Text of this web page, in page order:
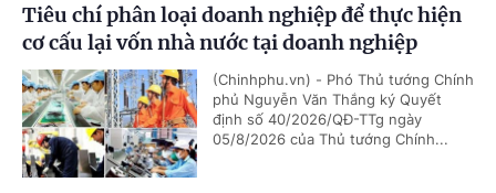
Tiêu chí phân loại doanh nghiệp để thực hiện
cơ cấu lại vốn nhà nước tại doanh nghiệp
(Chinhphu.vn) - Phó Thủ tướng Chính
phủ Nguyễn Văn Thắng ký Quyết
định số 40/2026/QĐ-TTg ngày
05/8/2026 của Thủ tướng Chính...